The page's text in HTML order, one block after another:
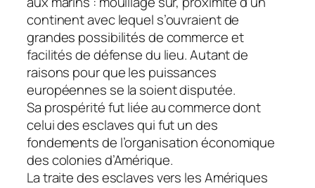
continent avec lequel s’ouvraient de
grandes possibilités de commerce et
facilités de défense du lieu. Autant de
raisons pour que les puissances
européennes se la soient disputée.
Sa prospérité fut liée au commerce dont
celui des esclaves qui fut un des
fondements de l’organisation économique
des colonies d’Amérique.
La traite des esclaves vers les Amériques